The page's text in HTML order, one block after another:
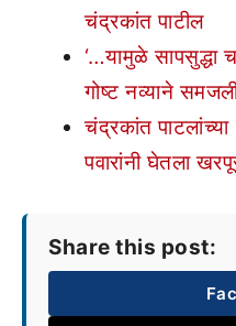
चंद्रकांत पाटील
‘…यामुळे सापसुद्धा
गोष्ट नव्याने
चंद्रकांत पाटलांच्या
पवारांनी घेतला
Share this post: